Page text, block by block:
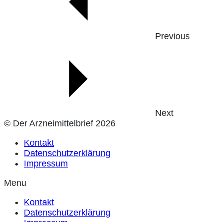
Previous
Next
© Der Arzneimittelbrief 2026
Kontakt
Datenschutzerklärung
Impressum
Menu
Kontakt
Datenschutzerklärung